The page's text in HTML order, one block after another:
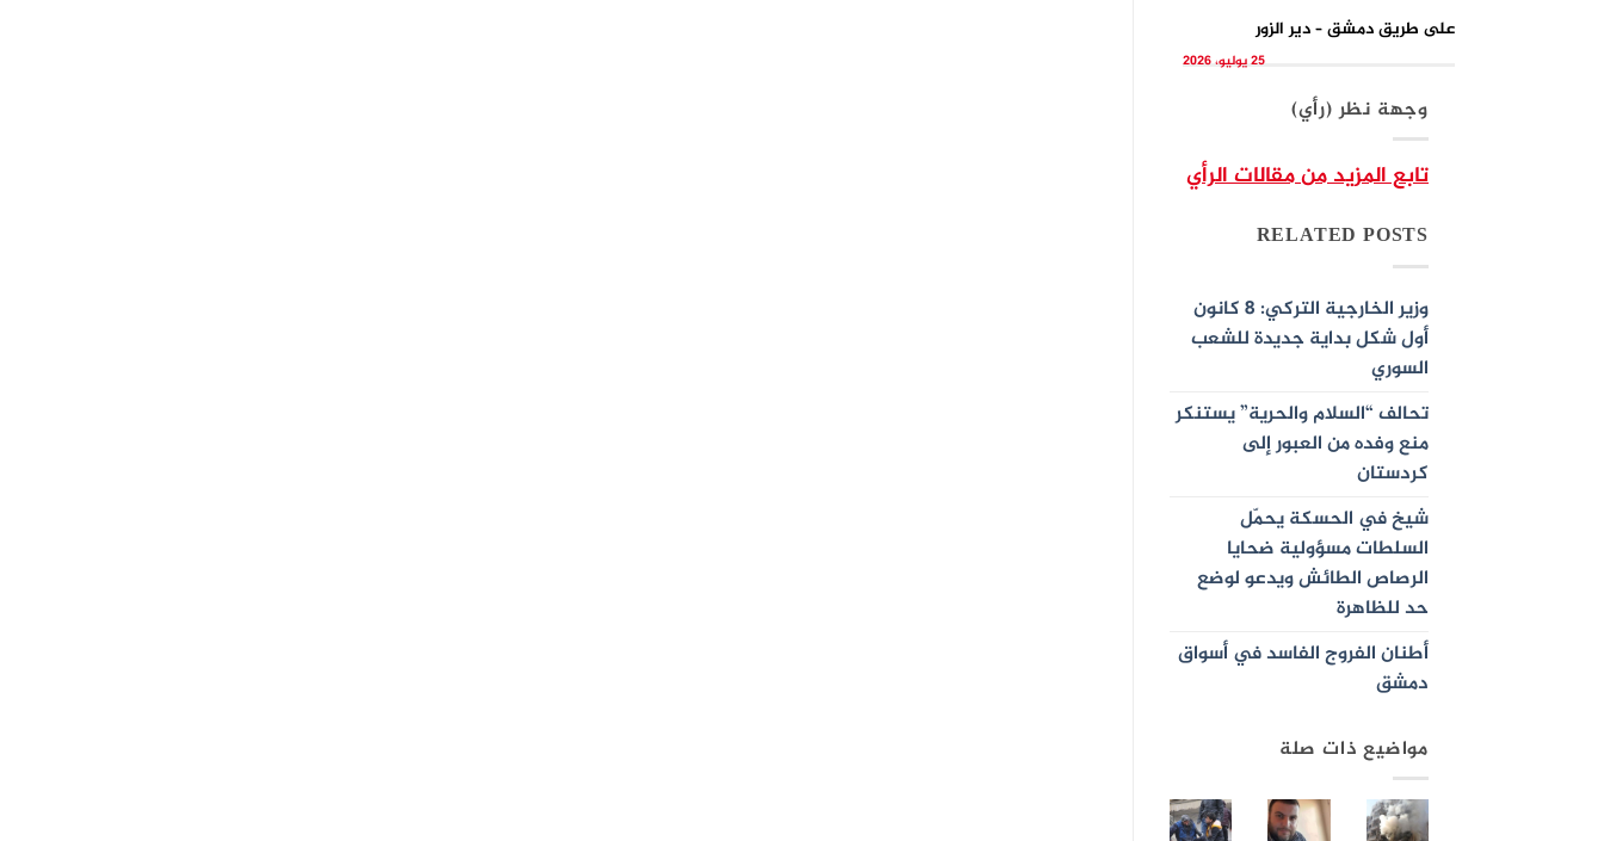
على طريق دمشق – دير الزور
25 يوليو، 2026
وجهة نظر (رأي)
تابع المزيد من مقالات الرأي
RELATED POSTS
وزير الخارجية التركي: 8 كانون
أول شكل بداية جديدة للشعب
السوري
تحالف “السلام والحرية” يستنكر
منع وفده من العبور إلى
كردستان
شيخ في الحسكة يحمّل
السلطات مسؤولية ضحايا
الرصاص الطائش ويدعو لوضع
حد للظاهرة
أطنان الفروج الفاسد في أسواق
دمشق
مواضيع ذات صلة